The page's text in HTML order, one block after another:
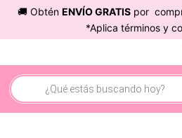
contenido
🚚 Obtén ENVÍO GRATIS por
*Aplica términos y
Búsqueda
de
productos